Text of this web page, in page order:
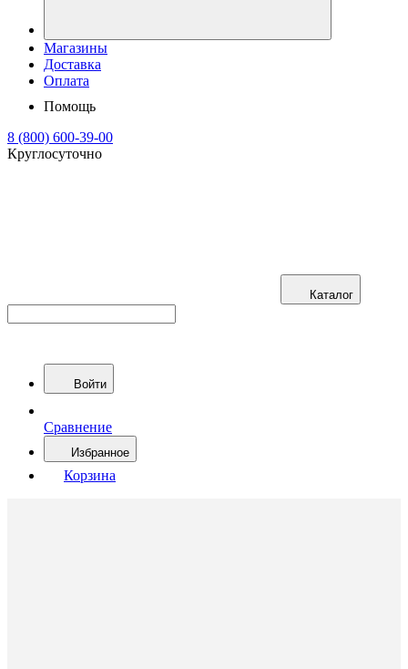
Магазины
Доставка
Оплата
Помощь
8 (800) 600-39-00
Круглосуточно
Каталог
Войти
Сравнение
Избранное
Корзина